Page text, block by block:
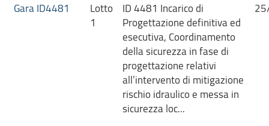
Gara ID4481
Lotto
1
ID 4481 Incarico di
Progettazione definitiva ed
esecutiva, Coordinamento
della sicurezza in fase di
progettazione relativi
all’intervento di mitigazione
rischio idraulico e messa in
sicurezza loc...